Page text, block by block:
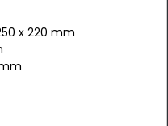
x 220 mm